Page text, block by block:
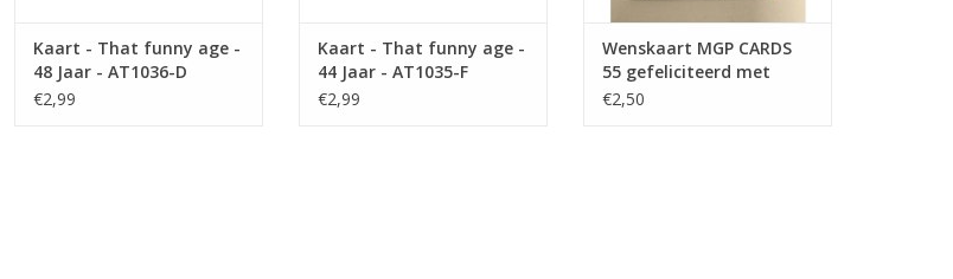
Kaart - That funny age -
48 Jaar - AT1036-D
€2,99
Kaart - That funny age -
44 Jaar - AT1035-F
€2,99
Wenskaart MGP CARDS
55 gefeliciteerd met
envolop
€2,50